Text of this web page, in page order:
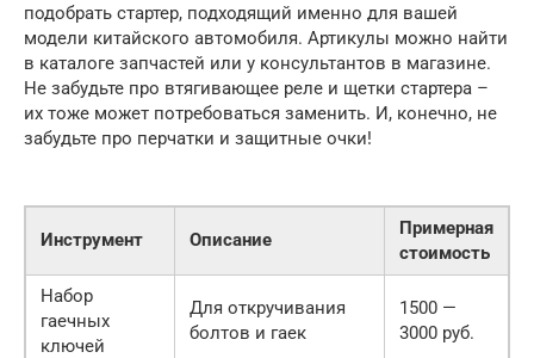
подобрать стартер, подходящий именно для вашей
модели китайского автомобиля. Артикулы можно найти
в каталоге запчастей или у консультантов в магазине.
Не забудьте про втягивающее реле и щетки стартера –
их тоже может потребоваться заменить. И, конечно, не
забудьте про перчатки и защитные очки!
Инструмент Описание
Примерная
стоимость
Набор
гаечных
ключей
Для откручивания
болтов и гаек
1500 —
3000 руб.